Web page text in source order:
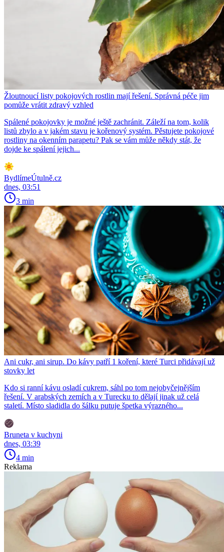
Žloutnoucí listy pokojových rostlin mají řešení. Správná péče jim
pomůže vrátit zdravý vzhled
Spálené pokojovky je možné ještě zachránit. Záleží na tom, kolik
listů zbylo a v jakém stavu je kořenový systém. Pěstujete pokojové
rostliny na okenním parapetu? Pak se vám může někdy stát, že
dojde ke spálení jejich...
BydlímeÚtulně.cz
dnes, 03:51
3 min
Ani cukr, ani sirup. Do kávy patří 1 koření, které Turci přidávají už
stovky let
Kdo si ranní kávu osladí cukrem, sáhl po tom nejobyčejnějším
řešení. V arabských zemích a v Turecku to dělají jinak už celá
staletí. Místo sladidla do šálku putuje špetka výrazného...
Bruneta v kuchyni
dnes, 03:39
4 min
Reklama